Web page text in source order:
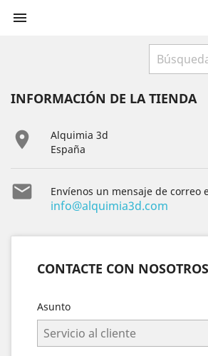

INFORMACIÓN DE LA TIENDA

Alquimia 3d
España
 Envíenos un mensaje de correo
info@alquimia3d.com
CONTACTE CON NOSOTROS
Asunto